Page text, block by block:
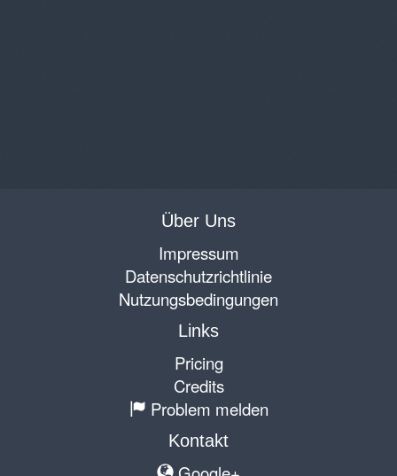
Über Uns
Impressum
Datenschutzrichtlinie
Nutzungsbedingungen
Links
Pricing
Credits
Problem melden
Kontakt